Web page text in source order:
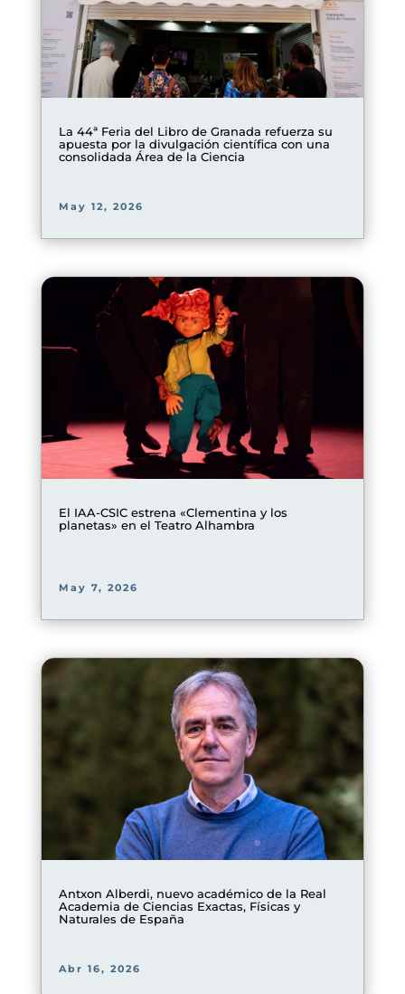
La 44ª Feria del Libro de Granada refuerza su
apuesta por la divulgación científica con una
consolidada Área de la Ciencia
May 12, 2026
El IAA-CSIC estrena «Clementina y los
planetas» en el Teatro Alhambra
May 7, 2026
Antxon Alberdi, nuevo académico de la Real
Academia de Ciencias Exactas, Físicas y
Naturales de España
Abr 16, 2026